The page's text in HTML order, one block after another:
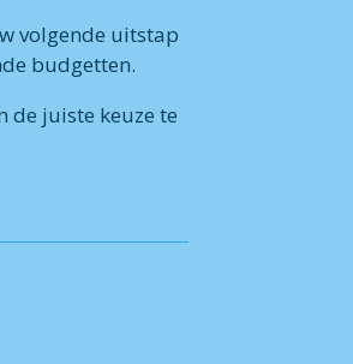
volgende uitstap
budgetten.
de juiste keuze te